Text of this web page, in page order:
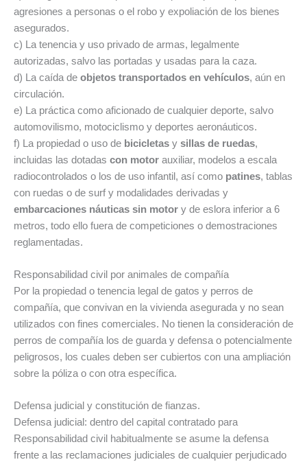
agresiones a personas o el robo y expoliación de los bienes
asegurados.
c) La tenencia y uso privado de armas, legalmente
autorizadas, salvo las portadas y usadas para la caza.
d) La caída de objetos transportados en vehículos, aún en
circulación.
e) La práctica como aficionado de cualquier deporte, salvo
automovilismo, motociclismo y deportes aeronáuticos.
f) La propiedad o uso de bicicletas y sillas de ruedas,
incluidas las dotadas con motor auxiliar, modelos a escala
radiocontrolados o los de uso infantil, así como patines, tablas
con ruedas o de surf y modalidades derivadas y
embarcaciones náuticas sin motor y de eslora inferior a 6
metros, todo ello fuera de competiciones o demostraciones
reglamentadas.
Responsabilidad civil por animales de compañía
Por la propiedad o tenencia legal de gatos y perros de
compañía, que convivan en la vivienda asegurada y no sean
utilizados con fines comerciales. No tienen la consideración de
perros de compañía los de guarda y defensa o potencialmente
peligrosos, los cuales deben ser cubiertos con una ampliación
sobre la póliza o con otra específica.
Defensa judicial y constitución de fianzas.
Defensa judicial: dentro del capital contratado para
Responsabilidad civil habitualmente se asume la defensa
frente a las reclamaciones judiciales de cualquier perjudicado